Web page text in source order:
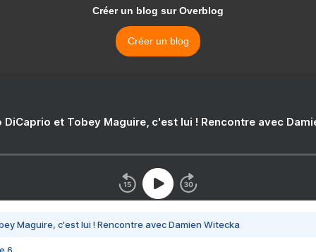
Créer un blog sur Overblog
Créer un blog
DiCaprio et Tobey Maguire, c'est lui ! Rencontre avec
Maguire, c'est lui ! Rencontre avec Damien Witecka